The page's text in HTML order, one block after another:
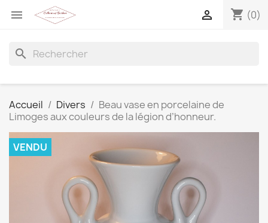
 shopping_cart (0)

search
Accueil Divers
Beau vase en porcelaine de
Limoges aux couleurs de la légion d’honneur.
VENDU